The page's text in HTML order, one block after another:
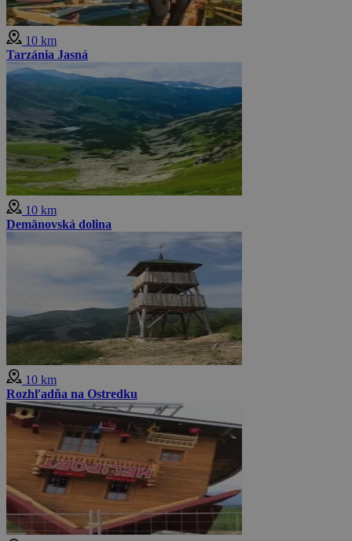
10 km
Tarzánia Jasná
10 km
Demänovská dolina
10 km
Rozhľadňa na Ostredku